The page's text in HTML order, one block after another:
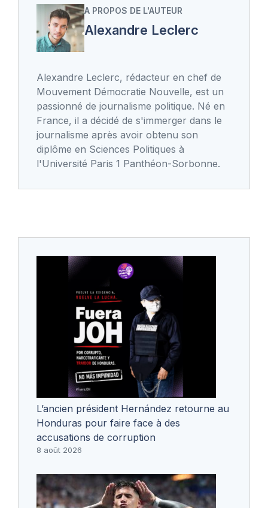
A PROPOS DE L'AUTEUR
Alexandre Leclerc
Alexandre Leclerc, rédacteur en chef de
Mouvement Démocratie Nouvelle, est un
passionné de journalisme politique. Né en
France, il a décidé de s'immerger dans le
journalisme après avoir obtenu son
diplôme en Sciences Politiques à
l'Université Paris 1 Panthéon-Sorbonne.
L’ancien président Hernández retourne au
Honduras pour faire face à des
accusations de corruption
8 août 2026